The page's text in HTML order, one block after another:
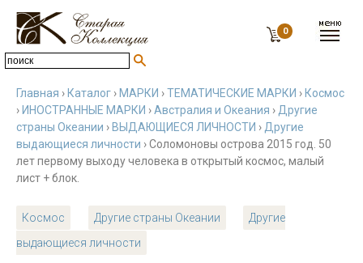
0
Главная › Каталог › МАРКИ ›ТЕМАТИЧЕСКИЕ МАРКИ › Космос
› ИНОСТРАННЫЕ МАРКИ ›Австралия и Океания › Другие
страны Океании › ВЫДАЮЩИЕСЯ ЛИЧНОСТИ › Другие
выдающиеся личности › Соломоновы острова 2015 год. 50
лет первому выходу человека в открытый космос, малый
лист + блок.
Космос Другие страны Океании
Другие
выдающиеся личности